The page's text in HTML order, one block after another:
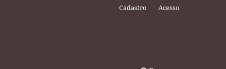
Cadastro Acesso